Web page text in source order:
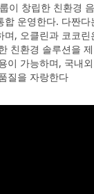
이 창립한 친환경
합 운영한다. 다짠
, 오클린과 코코
친환경 솔루션을
이 가능하며, 국내
질을 자랑한다